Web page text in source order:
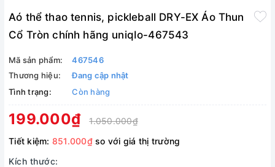
Aó thể thao tennis, pickleball DRY-EX Áo Thun
Cổ Tròn chính hãng uniqIo-467543
Mã sản phẩm:
467546
Thương hiệu:
Đang cập nhật
Tình trạng:
Còn hàng
199.000₫
1.050.000₫
Tiết kiệm: 851.000₫ so với giá thị trường
Kích thước: